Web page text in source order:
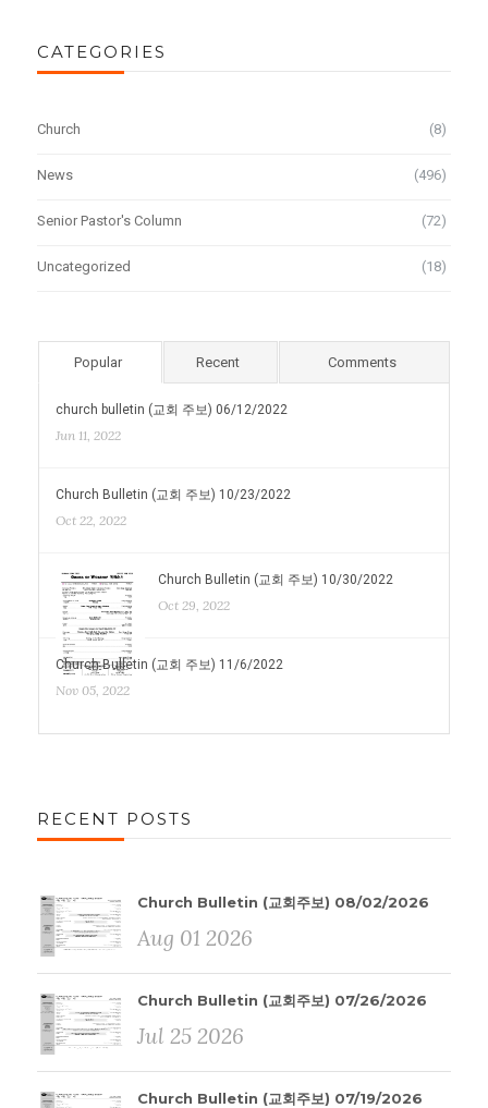
CATEGORIES
Church (8)
News (496)
Senior Pastor's Column (72)
Uncategorized (18)
Popular Recent Comments
church bulletin (교회 주보) 06/12/2022
Jun 11, 2022
Church Bulletin (교회 주보) 10/23/2022
Oct 22, 2022
Church Bulletin (교회 주보) 10/30/2022
Oct 29, 2022
Church Bulletin (교회 주보) 11/6/2022
Nov 05, 2022
RECENT POSTS
Church Bulletin (교회주보) 08/02/2026
Aug 01 2026
Church Bulletin (교회주보) 07/26/2026
Jul 25 2026
Church Bulletin (교회주보) 07/19/2026